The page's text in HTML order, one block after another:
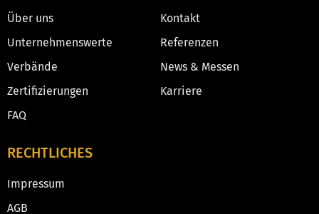
Über uns
Unternehmenswerte
Verbände
Zertifizierungen
FAQ
Kontakt
Referenzen
News & Messen
Karriere
RECHTLICHES
Impressum
AGB